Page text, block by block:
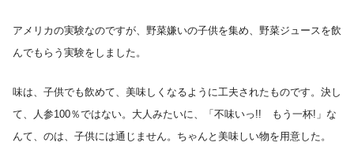
アメリカの実験なのですが、野菜嫌いの子供を集め、野菜ジュースを飲
んでもらう実験をしました。
味は、子供でも飲めて、美味しくなるように工夫されたものです。決し
て、人参100％ではない。大人みたいに、「不味いっ!! もう一杯!」な
んて、のは、子供には通じません。ちゃんと美味しい物を用意した。